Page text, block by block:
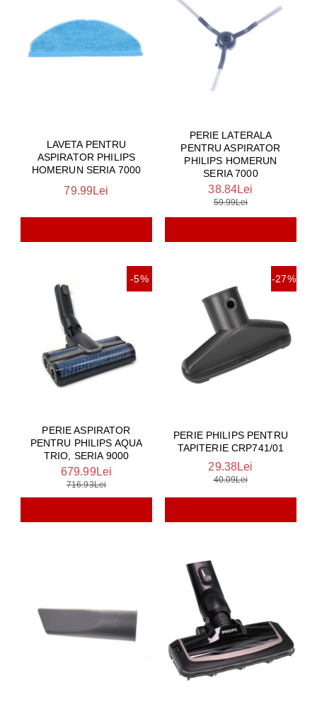
LAVETA PENTRU
ASPIRATOR PHILIPS
HOMERUN SERIA 7000
79.99Lei
PERIE LATERALA
PENTRU ASPIRATOR
PHILIPS HOMERUN
SERIA 7000
38.84Lei
59.99Lei
-5%
PERIE ASPIRATOR
PENTRU PHILIPS AQUA
TRIO, SERIA 9000
679.99Lei
716.93Lei
-27%
PERIE PHILIPS PENTRU
TAPITERIE CRP741/01
29.38Lei
40.09Lei